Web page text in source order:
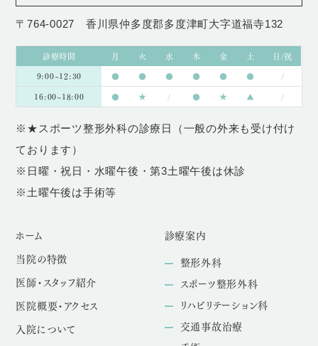
〒764-0027 香川県仲多度郡多度津町大字道福寺132
診療時間 月 火 水 木 金 土
日/祝
9:00~12:30
● ● ● ● ● ●
/
16:00~18:00
● ★ / ● ★ ▲ /
※★スポーツ整形外科の診療日（一般の外来も受け付け
ております）
※日曜・祝日・水曜午後・第3土曜午後は休診
※土曜午後は手術等
ホーム
当院の特徴
医師・スタッフ紹介
医院概要・アクセス
入院について
診療案内
整形外科
スポーツ整形外科
リハビリテーション科
交通事故治療